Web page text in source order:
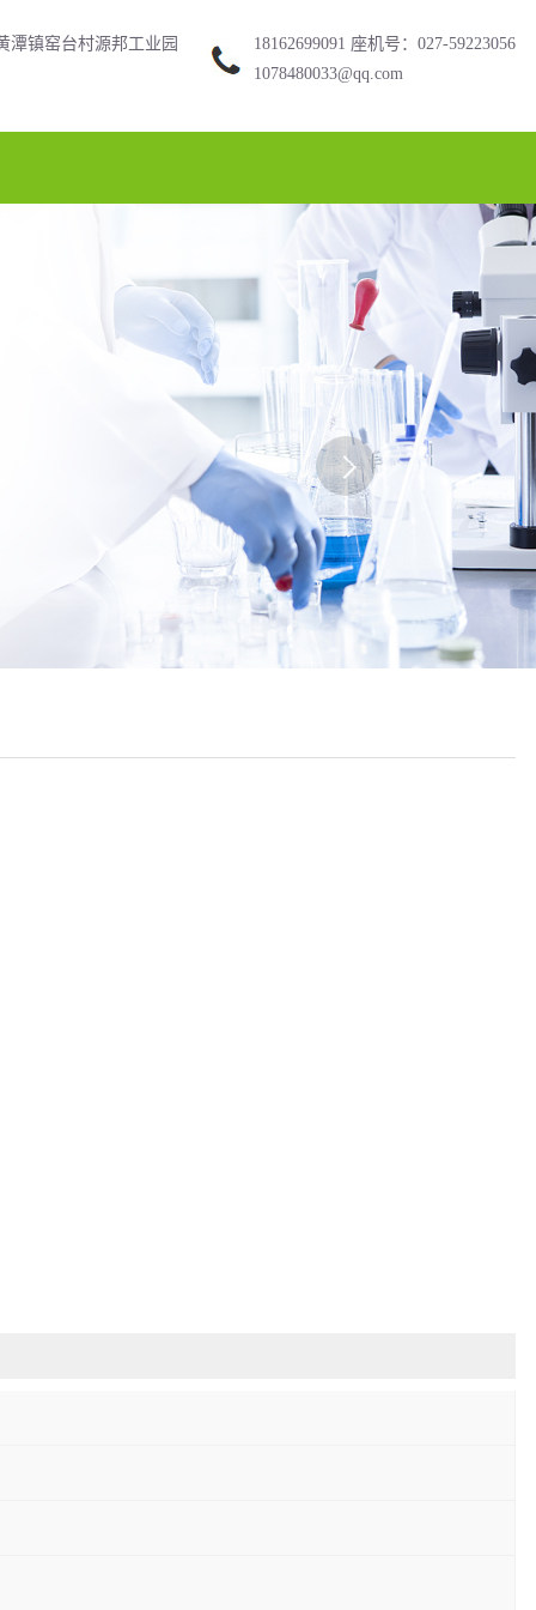
潭镇窑台村源邦工业园
18162699091 座机号：027-59223056
1078480033@qq.com